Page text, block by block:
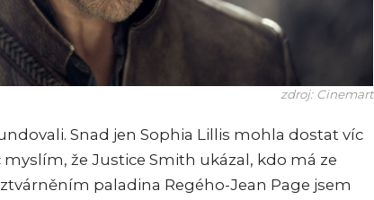
zdroj: Cinemart
Snad jen Sophia Lillis mohla dostat víc
že Justice Smith ukázal, kdo má ze
paladina Regého-Jean Page jsem